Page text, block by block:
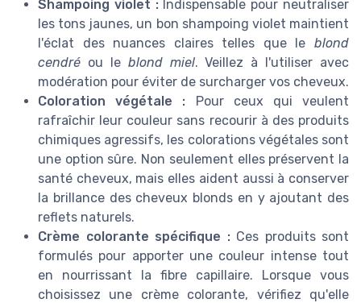
Shampoing violet :Indispensable pour neutraliser
les tons jaunes, un bon shampoing violet maintient
l'éclat des nuances claires telles que le blond
cendré ou le blond miel. Veillez à l'utiliser avec
modération pour éviter de surcharger vos cheveux.
Coloration végétale : Pour ceux qui veulent
rafraîchir leur couleur sans recourir à des produits
chimiques agressifs, les colorations végétales sont
une option sûre. Non seulement elles préservent la
santé cheveux, mais elles aident aussi à conserver
la brillance des cheveux blonds en y ajoutant des
reflets naturels.
Crème colorante spécifique :Ces produits sont
formulés pour apporter une couleur intense tout
en nourrissant la fibre capillaire. Lorsque vous
choisissez une crème colorante, vérifiez qu'elle